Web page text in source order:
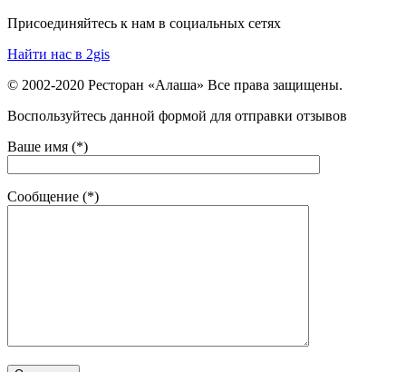
Присоединяйтесь к нам в социальных сетях
Найти нас в 2gis
© 2002-2020 Ресторан «Алаша» Все права защищены.
Воспользуйтесь данной формой для отправки отзывов
Ваше имя (*)
Сообщение (*)